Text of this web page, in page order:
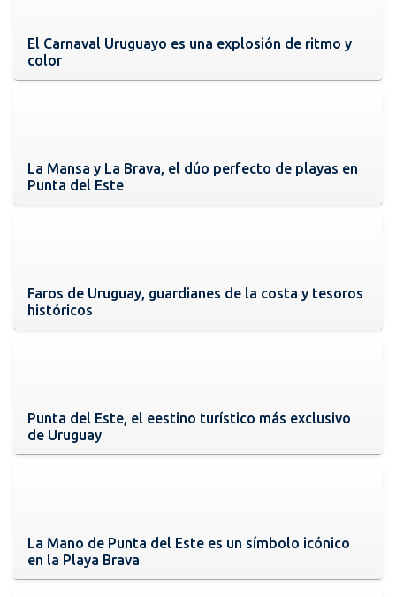
El Carnaval Uruguayo es una explosión de ritmo y
color
La Mansa y La Brava, el dúo perfecto de playas en
Punta del Este
Faros de Uruguay, guardianes de la costa y tesoros
históricos
Punta del Este, el eestino turístico más exclusivo
de Uruguay
La Mano de Punta del Este es un símbolo icónico
en la Playa Brava